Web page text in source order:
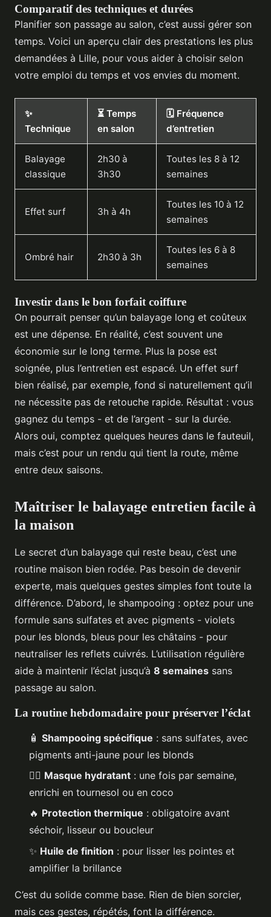
Comparatif des techniques et durées
Planifier son passage au salon, c’est aussi gérer son
temps. Voici un aperçu clair des prestations les plus
demandées à Lille, pour vous aider à choisir selon
votre emploi du temps et vos envies du moment.
✨
Technique
⏳ Temps
en salon
🗓️ Fréquence
d’entretien
Balayage
classique
2h30 à
3h30
Toutes les 8 à 12
semaines
Effet surf 3h à 4h
Toutes les 10 à 12
semaines
Ombré hair 2h30 à 3h
Toutes les 6 à 8
semaines
Investir dans le bon forfait coiffure
On pourrait penser qu’un balayage long et coûteux
est une dépense. En réalité, c’est souvent une
économie sur le long terme. Plus la pose est
soignée, plus l’entretien est espacé. Un effet surf
bien réalisé, par exemple, fond si naturellement qu’il
ne nécessite pas de retouche rapide. Résultat : vous
gagnez du temps - et de l’argent - sur la durée.
Alors oui, comptez quelques heures dans le fauteuil,
mais c’est pour un rendu qui tient la route, même
entre deux saisons.
Maîtriser le balayage entretien facile à
la maison
Le secret d’un balayage qui reste beau, c’est une
routine maison bien rodée. Pas besoin de devenir
experte, mais quelques gestes simples font toute la
différence. D’abord, le shampooing : optez pour une
formule sans sulfates et avec pigments - violets
pour les blonds, bleus pour les châtains - pour
neutraliser les reflets cuivrés. L’utilisation régulière
aide à maintenir l’éclat jusqu’à 8 semaines sans
passage au salon.
La routine hebdomadaire pour préserver l’éclat
🧴 Shampooing spécifique : sans sulfates, avec
pigments anti-jaune pour les blonds
🧖‍♀️ Masque hydratant : une fois par semaine,
enrichi en tournesol ou en coco
🔥 Protection thermique : obligatoire avant
séchoir, lisseur ou boucleur
✨ Huile de finition : pour lisser les pointes et
amplifier la brillance
C’est du solide comme base. Rien de bien sorcier,
mais ces gestes, répétés, font la différence.